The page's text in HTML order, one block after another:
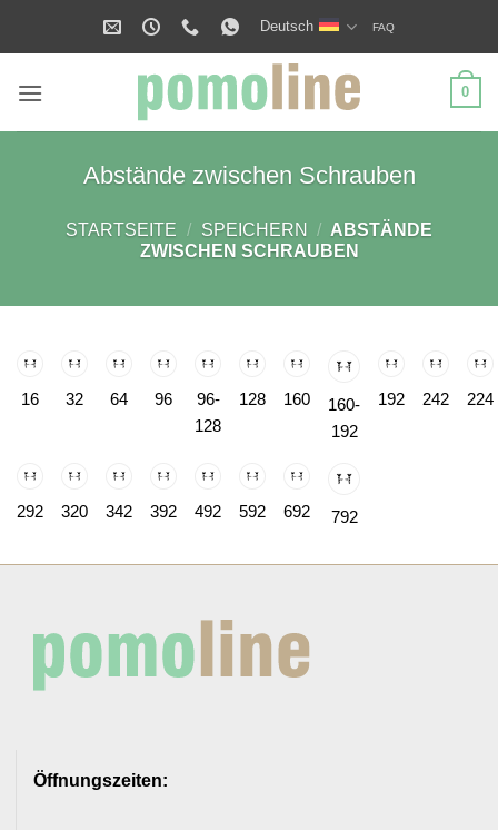
Deutsch FAQ
0
Abstände zwischen Schrauben
STARTSEITE / SPEICHERN / ABSTÄNDE
ZWISCHEN SCHRAUBEN
16 32 64 96
96-
128
128 160
160-
192
192 242 224
292 320 342 392 492 592 692 792
Öffnungszeiten: